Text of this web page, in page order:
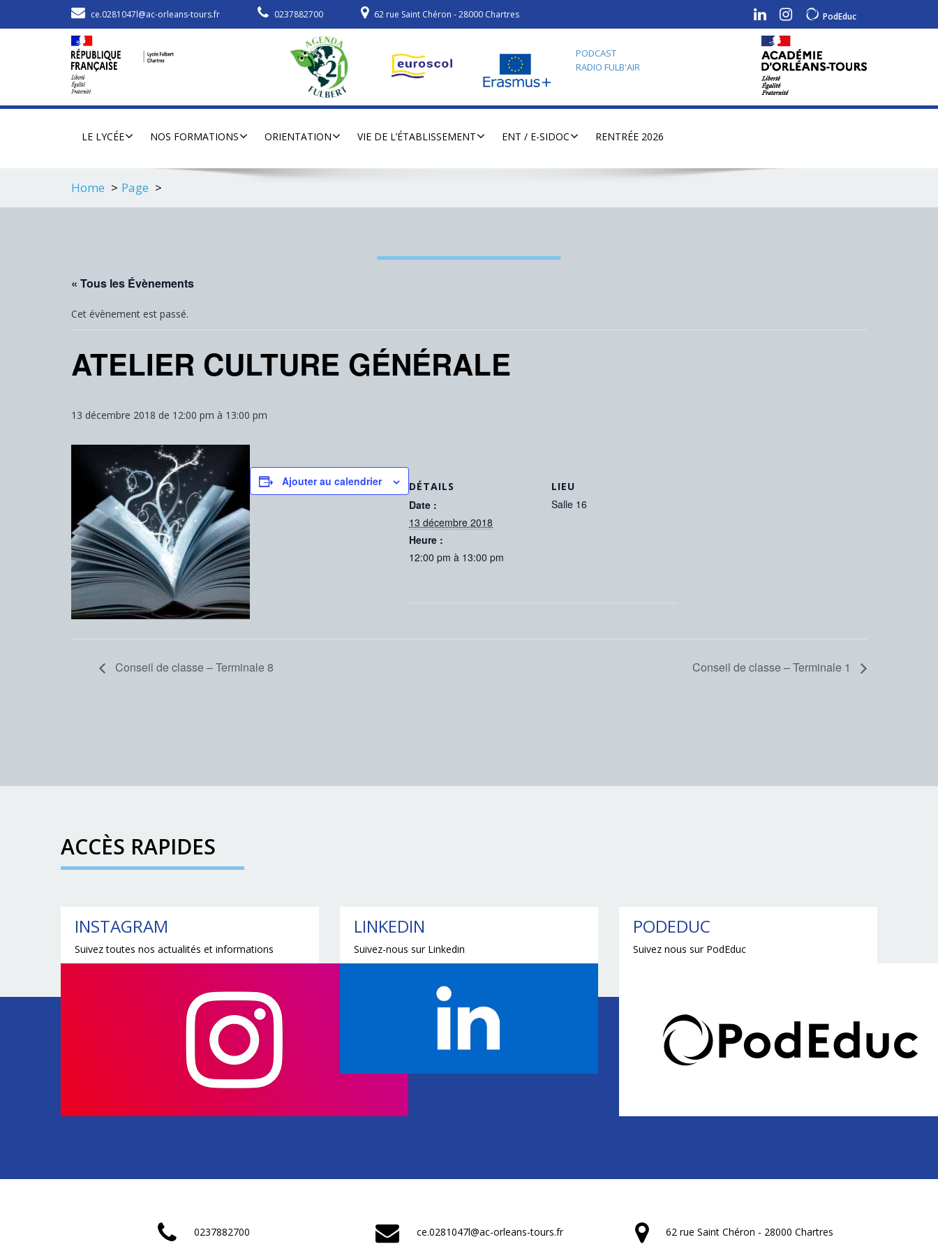
ce.0281047l@ac-orleans-tours.fr 0237882700 62 rue Saint Chéron - 28000 Chartres PodEduc
PODCAST
RADIO FULB'AIR
LE LYCÉE NOS FORMATIONS ORIENTATION VIE DE L’ÉTABLISSEMENT ENT / E-SIDOC RENTRÉE 2026
Home Page
« Tous les Évènements
Cet évènement est passé.
ATELIER CULTURE GÉNÉRALE
13 décembre 2018 de 12:00 pm à 13:00 pm
Ajouter au calendrier DÉTAILS
Date :
13 décembre 2018
Heure :
12:00 pm à 13:00 pm
LIEU
Salle 16
Conseil de classe – Terminale 8 Conseil de classe – Terminale 1
ACCÈS RAPIDES
INSTAGRAM
Suivez toutes nos actualités et informations
LINKEDIN
Suivez-nous sur Linkedin
PODEDUC
Suivez nous sur PodEduc
0237882700 ce.0281047l@ac-orleans-tours.fr 62 rue Saint Chéron - 28000 Chartres